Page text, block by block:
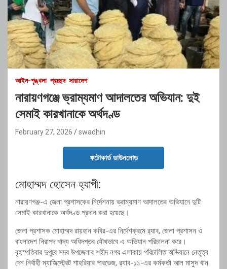
আইন-শৃঙ্খলা প্রচ্ছদ সারাদেশ
নারায়ণগঞ্জে ভ্রাম্যমাণ আদালতের অভিযান: দুই
সেমাই কারখানাকে অর্থদণ্ড
February 27, 2026 swadhin
ফটোকার্ড ডাউনলোড
মোহাম্মদ হোসেন হ্যাপী:
নারায়ণগঞ্জ-এ জেলা প্রশাসকের নির্দেশনায় ভ্রাম্যমাণ আদালতের অভিযানে দুটি
সেমাই কারখানাকে অর্থদণ্ড প্রদান করা হয়েছে।
জেলা প্রশাসক মোহাম্মদ রায়হান কবির-এর নির্দেশক্রমে র‍্যাব, জেলা প্রশাসন ও
বাংলাদেশ নিরাপদ খাদ্য অধিদপ্তর যৌথভাবে এ অভিযান পরিচালনা করে।
বৃহস্পতিবার দুপুরে সদর উপজেলার শহীদ নগর এলাকায় পরিচালিত অভিযানে নেতৃত্ব
দেন নির্বাহী ম্যাজিস্ট্রেট শাহরিয়ার পারভেজ, র‍্যাব-১১-এর কর্মকর্তা আল মাসুদ খান